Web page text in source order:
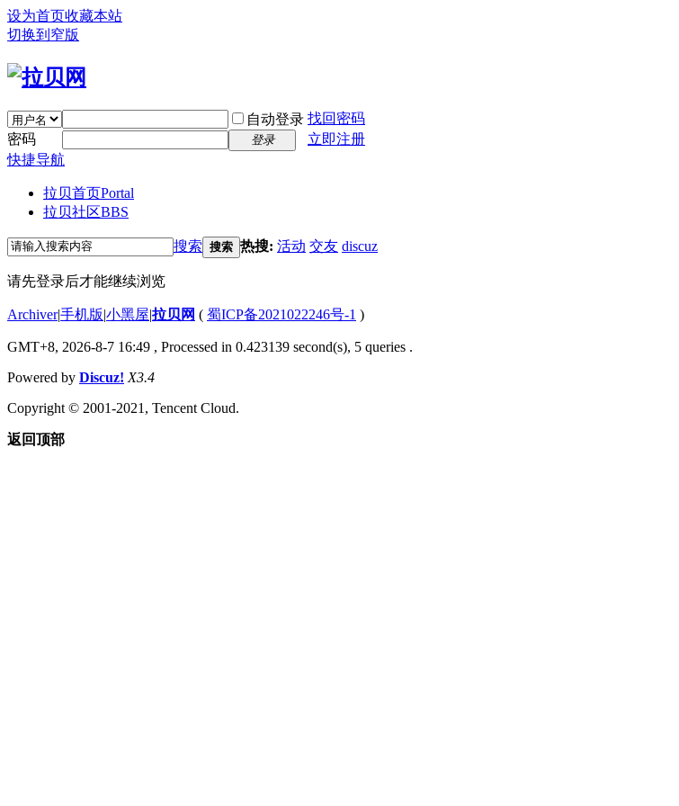
设为首页收藏本站
切换到窄版
自动登录 找回密码
密码
登录
立即注册
快捷导航
拉贝首页Portal
拉贝社区BBS
搜索 搜索 热搜: 活动 交友 discuz
请先登录后才能继续浏览
Archiver|手机版|小黑屋|拉贝网 ( 蜀ICP备2021022246号-1 )
GMT+8, 2026-8-7 16:49 , Processed in 0.423139 second(s), 5 queries .
Powered by Discuz! X3.4
Copyright © 2001-2021, Tencent Cloud.
返回顶部